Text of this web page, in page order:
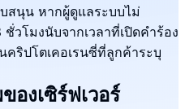
สนุน หากผู้ดูแลระบบไม่
วโมงนับจากเวลาที่เปิดคำร้อง
คริปโตเคอเรนซี่ที่ลูกค้าระบุ
องเซิร์ฟเวอร์